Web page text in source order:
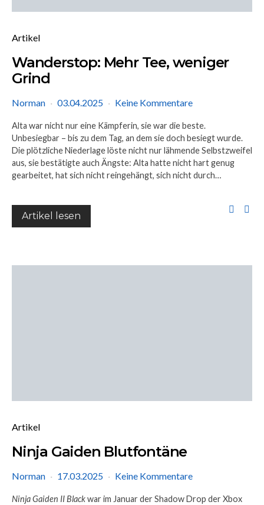
Artikel
Wanderstop: Mehr Tee, weniger
Grind
Norman 03.04.2025 Keine Kommentare
Alta war nicht nur eine Kämpferin, sie war die beste.
Unbesiegbar – bis zu dem Tag, an dem sie doch besiegt wurde.
Die plötzliche Niederlage löste nicht nur lähmende Selbstzweifel
aus, sie bestätigte auch Ängste: Alta hatte nicht hart genug
gearbeitet, hat sich nicht reingehängt, sich nicht durch…
Artikel lesen
Artikel
Ninja Gaiden Blutfontäne
Norman 17.03.2025 Keine Kommentare
Ninja Gaiden II Blackwar im Januar der Shadow Drop der Xbox